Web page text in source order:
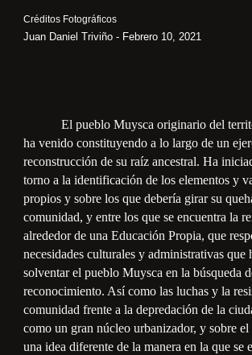
Créditos Fotográficos
Juan Daniel Triviño - Febrero 10, 2021
El pueblo Muysca originario del
ha venido constituyendo a lo largo de un
reconstrucción de su raíz ancestral. Ha
torno a la identificación de los elementos y
propios y sobre los que debería girar su
comunidad, y entre los que se encuentra la
alrededor de una Educación Propia, que
necesidades culturales y administrativas que
solventar el pueblo Muysca en la búsqueda
reconocimiento. Así como las luchas y la
comunidad frente a la depredación de la
como un gran núcleo urbanizador, y sobre el
una idea diferente de la manera en la que se